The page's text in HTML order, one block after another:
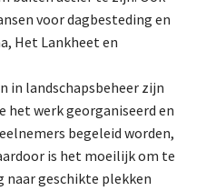
voor dagbesteding en
Het Lankheet en
in landschapsbeheer zijn
het werk georganiseerd en
begeleid worden,
is het moeilijk om te
naar geschikte plekken